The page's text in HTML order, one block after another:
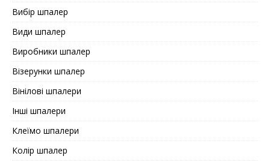
Вибір шпалер
Види шпалер
Виробники шпалер
Візерунки шпалер
Вінілові шпалери
Інші шпалери
Клеїмо шпалери
Колір шпалер